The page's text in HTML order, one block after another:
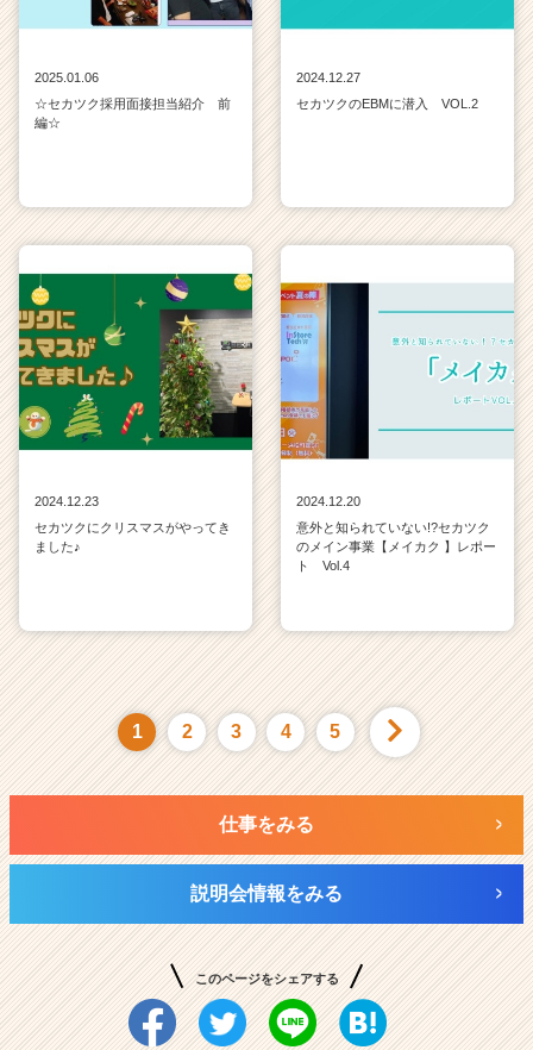
2025.01.06
☆セカツク採用面接担当紹介 前
編☆
2024.12.27
セカツクのEBMに潜入 VOL.2
2024.12.23
セカツクにクリスマスがやってき
ました♪
2024.12.20
意外と知られていない!?セカツク
のメイン事業【メイカク 】レポー
ト Vol.4
1 2 3 4 5
仕事をみる
説明会情報をみる
このページをシェアする